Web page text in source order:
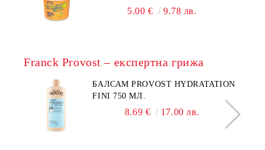
5.00 € 9.78 лв.
Franck Provost – експертна грижа
БАЛСАМ PROVOST HYDRATATION
FINI 750 МЛ.
8.69 € 17.00 лв.